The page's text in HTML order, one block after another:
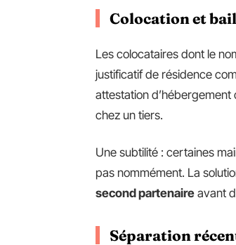
Colocation et
Les colocataires dont le
justificatif de résidence
attestation
chez un tiers.
Une subtilité : certaines
pas nommément. La
second partenaire avant
Séparation